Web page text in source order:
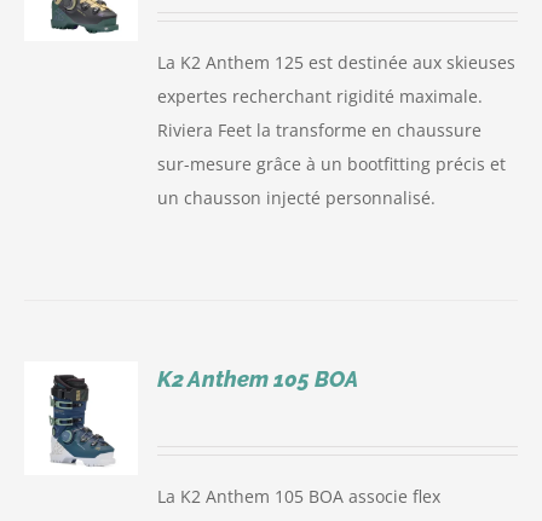
La K2 Anthem 125 est destinée aux skieuses
expertes recherchant rigidité maximale.
Riviera Feet la transforme en chaussure
sur-mesure grâce à un bootfitting précis et
un chausson injecté personnalisé.
K2 Anthem 105 BOA
La K2 Anthem 105 BOA associe flex